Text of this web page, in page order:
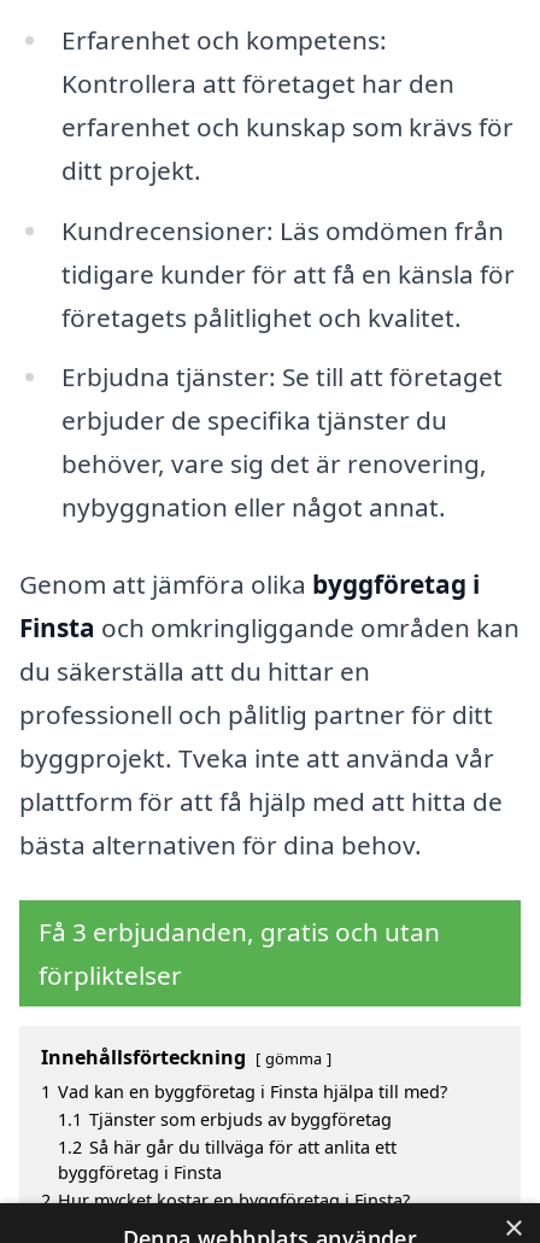
Erfarenhet och kompetens:
Kontrollera att företaget har den
erfarenhet och kunskap som krävs för
ditt projekt.
Kundrecensioner: Läs omdömen från
tidigare kunder för att få en känsla för
företagets pålitlighet och kvalitet.
Erbjudna tjänster: Se till att företaget
erbjuder de specifika tjänster du
behöver, vare sig det är renovering,
nybyggnation eller något annat.
Genom att jämföra olika byggföretag i
Finsta och omkringliggande områden kan
du säkerställa att du hittar en
professionell och pålitlig partner för ditt
byggprojekt. Tveka inte att använda vår
plattform för att få hjälp med att hitta de
bästa alternativen för dina behov.
Få 3 erbjudanden, gratis och utan
förpliktelser
Innehållsförteckning gömma
1 Vad kan en byggföretag i Finsta hjälpa till med?
1.1 Tjänster som erbjuds av byggföretag
1.2 Så här går du tillväga för att anlita ett
byggföretag i Finsta
2 Hur mycket kostar en byggföretag i Finsta?
Fördelar med att välja byggföretag i Finsta ×